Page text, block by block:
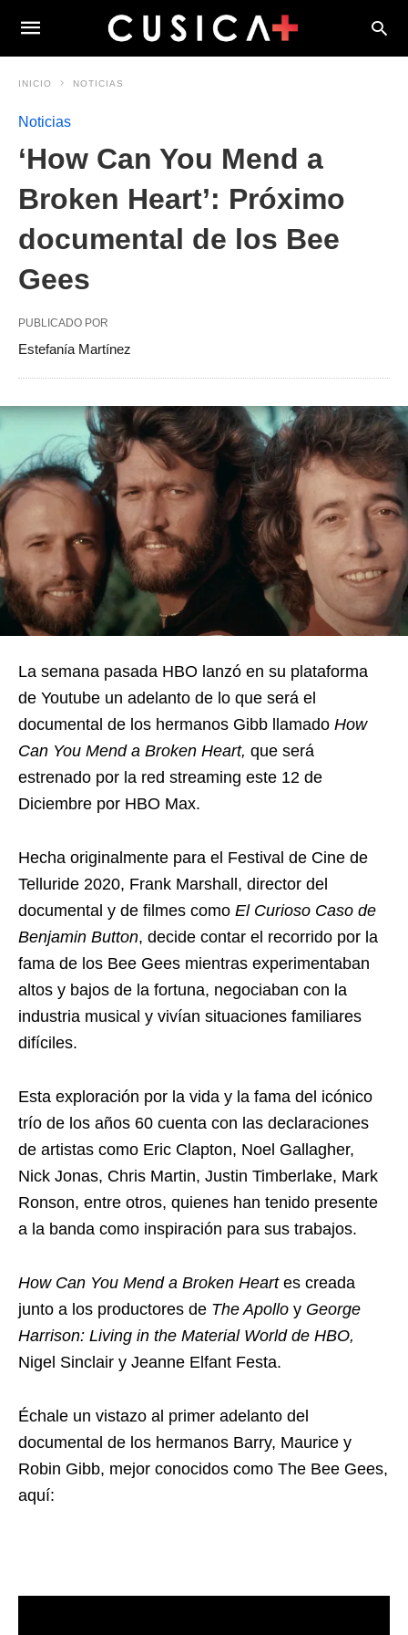
INICIO NOTICIAS
Noticias
‘How Can You Mend a
Broken Heart’: Próximo
documental de los Bee
Gees
PUBLICADO POR
Estefanía Martínez
La semana pasada HBO lanzó en su plataforma
de Youtube un adelanto de lo que será el
documental de los hermanos Gibb llamado How
Can You Mend a Broken Heart, que será
estrenado por la red streaming este 12 de
Diciembre por HBO Max.
Hecha originalmente para el Festival de Cine de
Telluride 2020, Frank Marshall, director del
documental y de filmes como El Curioso Caso de
Benjamin Button, decide contar el recorrido por la
fama de los Bee Gees mientras experimentaban
altos y bajos de la fortuna, negociaban con la
industria musical y vivían situaciones familiares
difíciles.
Esta exploración por la vida y la fama del icónico
trío de los años 60 cuenta con las declaraciones
de artistas como Eric Clapton, Noel Gallagher,
Nick Jonas, Chris Martin, Justin Timberlake, Mark
Ronson, entre otros, quienes han tenido presente
a la banda como inspiración para sus trabajos.
How Can You Mend a Broken Heartes creada
junto a los productores de The Apollo y George
Harrison: Living in the Material World de HBO,
Nigel Sinclair y Jeanne Elfant Festa.
Échale un vistazo al primer adelanto del
documental de los hermanos Barry, Maurice y
Robin Gibb, mejor conocidos como The Bee Gees,
aquí: